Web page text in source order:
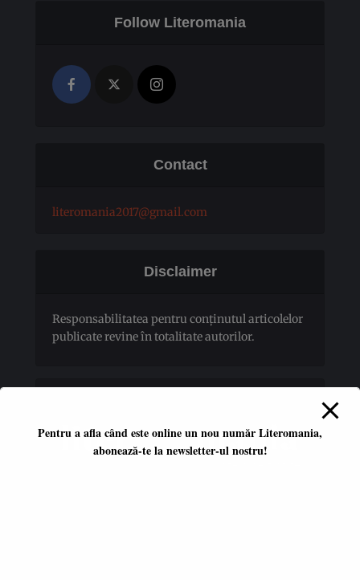
Follow Literomania
Contact
literomania2017@gmail.com
Disclaimer
Responsabilitatea pentru conţinutul articolelor
publicate revine în totalitate autorilor.
Pentru a afla când este online un nou număr Literomania,
abonează-te la newsletter-ul nostru!